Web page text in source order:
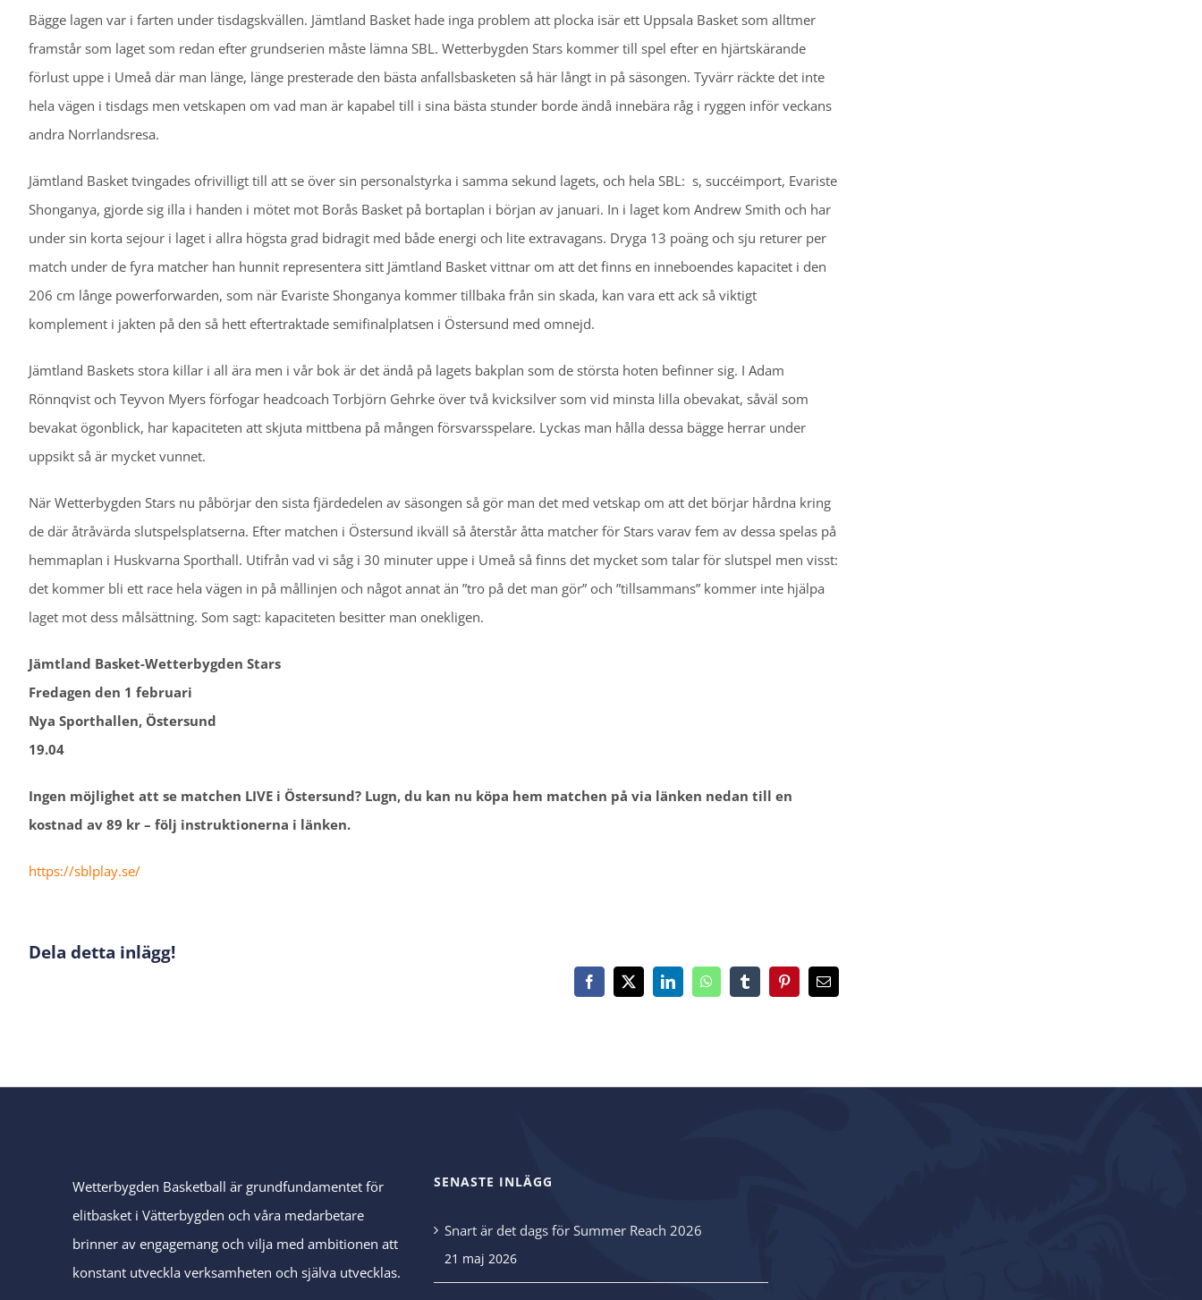
Bägge lagen var i farten under tisdagskvällen. Jämtland Basket hade inga problem att plocka isär ett Uppsala Basket som alltmer
framstår som laget som redan efter grundserien måste lämna SBL. Wetterbygden Stars kommer till spel efter en hjärtskärande
förlust uppe i Umeå där man länge, länge presterade den bästa anfallsbasketen så här långt in på säsongen. Tyvärr räckte det inte
hela vägen i tisdags men vetskapen om vad man är kapabel till i sina bästa stunder borde ändå innebära råg i ryggen inför veckans
andra Norrlandsresa.
Jämtland Basket tvingades ofrivilligt till att se över sin personalstyrka i samma sekund lagets, och hela SBL: s, succéimport, Evariste
Shonganya, gjorde sig illa i handen i mötet mot Borås Basket på bortaplan i början av januari. In i laget kom Andrew Smith och har
under sin korta sejour i laget i allra högsta grad bidragit med både energi och lite extravagans. Dryga 13 poäng och sju returer per
match under de fyra matcher han hunnit representera sitt Jämtland Basket vittnar om att det finns en inneboendes kapacitet i den
206 cm långe powerforwarden, som när Evariste Shonganya kommer tillbaka från sin skada, kan vara ett ack så viktigt
komplement i jakten på den så hett eftertraktade semifinalplatsen i Östersund med omnejd.
Jämtland Baskets stora killar i all ära men i vår bok är det ändå på lagets bakplan som de största hoten befinner sig. I Adam
Rönnqvist och Teyvon Myers förfogar headcoach Torbjörn Gehrke över två kvicksilver som vid minsta lilla obevakat, såväl som
bevakat ögonblick, har kapaciteten att skjuta mittbena på mången försvarsspelare. Lyckas man hålla dessa bägge herrar under
uppsikt så är mycket vunnet.
När Wetterbygden Stars nu påbörjar den sista fjärdedelen av säsongen så gör man det med vetskap om att det börjar hårdna kring
de där åtråvärda slutspelsplatserna. Efter matchen i Östersund ikväll så återstår åtta matcher för Stars varav fem av dessa spelas på
hemmaplan i Huskvarna Sporthall. Utifrån vad vi såg i 30 minuter uppe i Umeå så finns det mycket som talar för slutspel men visst:
det kommer bli ett race hela vägen in på mållinjen och något annat än ”tro på det man gör” och ”tillsammans” kommer inte hjälpa
laget mot dess målsättning. Som sagt: kapaciteten besitter man onekligen.
Jämtland Basket-Wetterbygden Stars
Fredagen den 1 februari
Nya Sporthallen, Östersund
19.04
Ingen möjlighet att se matchen LIVE i Östersund? Lugn, du kan nu köpa hem matchen på via länken nedan till en
kostnad av 89 kr – följ instruktionerna i länken.
https://sblplay.se/
Dela detta inlägg!
Facebook
X LinkedInWhatsAppTumblrPinterest
E-
Wetterbygden Basketball är grundfundamentet för
elitbasket i Vätterbygden och våra medarbetare
brinner av engagemang och vilja med ambitionen att
konstant utveckla verksamheten och själva utvecklas.
SENASTE INLÄGG
Snart är det dags för Summer Reach 2026
21 maj 2026